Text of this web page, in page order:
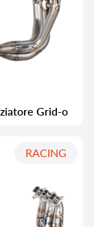
Grid-o
RACING